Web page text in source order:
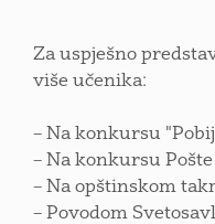
Za uspješno
više učenika:
– Na konkursu
– Na konkursu
– Na opštinskom
– Povodom